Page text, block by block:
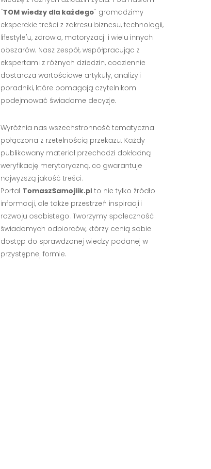
"TOM wiedzy dla każdego" gromadzimy
eksperckie treści z zakresu biznesu, technologii,
lifestyle'u, zdrowia, motoryzacji i wielu innych
obszarów. Nasz zespół, współpracując z
ekspertami z różnych dziedzin, codziennie
dostarcza wartościowe artykuły, analizy i
poradniki, które pomagają czytelnikom
podejmować świadome decyzje.
Wyróżnia nas wszechstronność tematyczna
połączona z rzetelnością przekazu. Każdy
publikowany materiał przechodzi dokładną
weryfikację merytoryczną, co gwarantuje
najwyższą jakość treści.
Portal TomaszSamojlik.plto nie tylko źródło
informacji, ale także przestrzeń inspiracji i
rozwoju osobistego. Tworzymy społeczność
świadomych odbiorców, którzy cenią sobie
dostęp do sprawdzonej wiedzy podanej w
przystępnej formie.